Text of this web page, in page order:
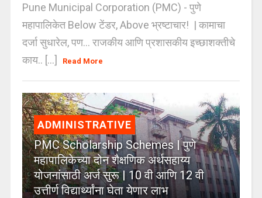
Pune Municipal Corporation (PMC) - पुणे
महापालिकेत Below टेंडर, Above भ्रष्टाचार! | कामाचा
दर्जा सुधारेल, पण… राजकीय आणि प्रशासकीय इच्छाशक्तीचे
काय.. [...]
Read More
ADMINISTRATIVE
PMC Scholarship Schemes | पुणे
महापालिकेच्या दोन शैक्षणिक अर्थसहाय्य
योजनांसाठी अर्ज सुरू | 10 वी आणि 12 वी
उत्तीर्ण विद्यार्थ्यांना घेता येणार लाभ